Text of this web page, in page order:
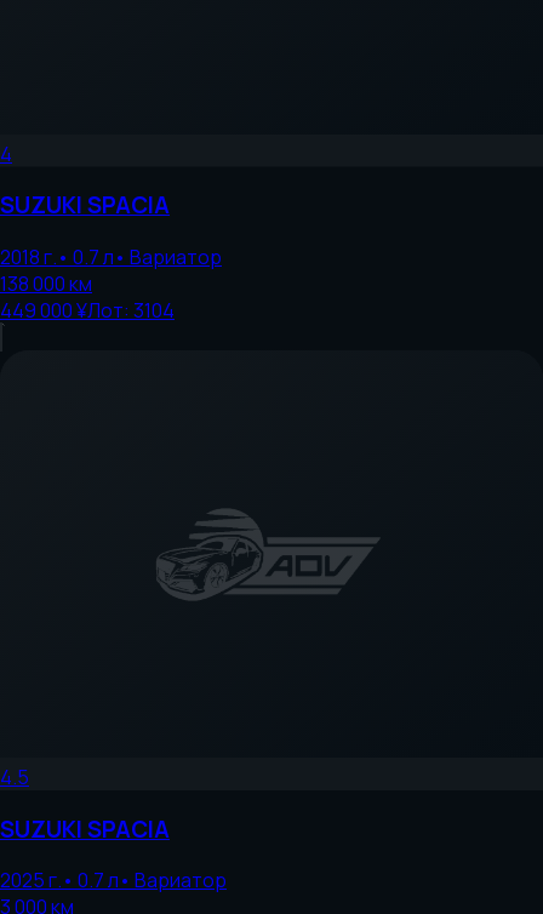
4
SUZUKISPACIA
2018г.• 0.7л• Вариатор
138 000км
449 000 ¥Лот: 3104
4.5
SUZUKISPACIA
2025г.• 0.7л• Вариатор
3 000км